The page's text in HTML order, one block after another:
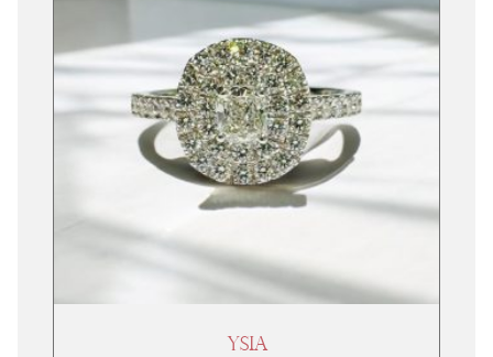
YSIA